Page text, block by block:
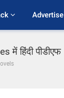
Advertise
में हिंदी पीडीएफ